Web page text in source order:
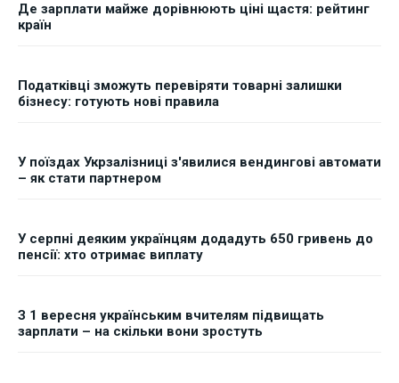
Де зарплати майже дорівнюють ціні щастя: рейтинг
країн
Податківці зможуть перевіряти товарні залишки
бізнесу: готують нові правила
У поїздах Укрзалізниці з'явилися вендингові автомати
– як стати партнером
У серпні деяким українцям додадуть 650 гривень до
пенсії: хто отримає виплату
З 1 вересня українським вчителям підвищать
зарплати – на скільки вони зростуть